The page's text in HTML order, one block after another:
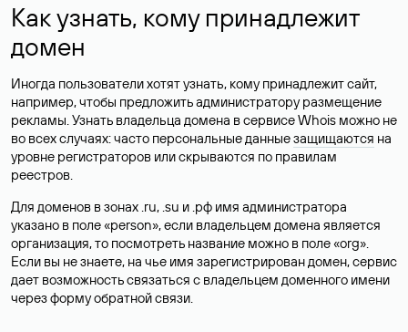
Как узнать, кому принадлежит
домен
Иногда пользователи хотят узнать, кому принадлежит сайт,
например, чтобы предложить администратору размещение
рекламы. Узнать владельца домена в сервисе Whois можно не
во всех случаях: часто персональные данныезащищаются на
уровне регистраторов или скрываются по правилам
реестров.
Для доменов в зонах .ru, .su и .рф имя администратора
указано в поле «person», если владельцем домена является
организация, то посмотреть название можно в поле «org».
Если вы не знаете, на чье имя зарегистрирован домен, сервис
дает возможность связаться с владельцем доменного имени
через форму обратной связи.